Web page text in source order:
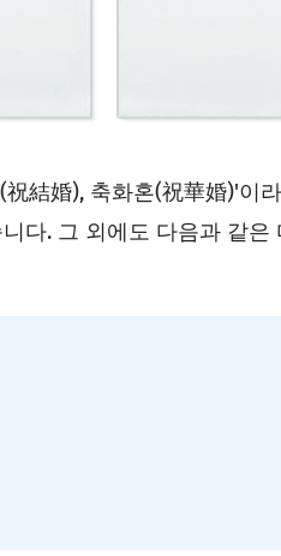
結婚), 축화혼(祝華婚)'이
다. 그 외에도 다음과 같은